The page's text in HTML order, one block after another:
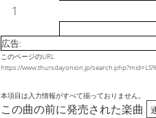
1
広告:
このページのURL
https://www.thursdayonion.jp/
本項目は入力情報がすべて揃っておりません。
この曲の前に発売された楽曲